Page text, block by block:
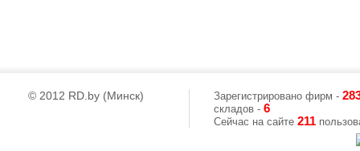
© 2012 RD.by (Минск) Зарегистрировано фирм -
складов - 6
Сейчас на сайте 211